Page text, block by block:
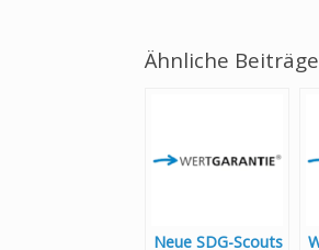
Ähnliche
Neue SDG-Scouts